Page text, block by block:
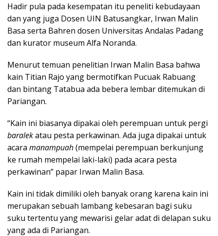
Hadir pula pada kesempatan itu peneliti kebudayaan
dan yang juga Dosen UIN Batusangkar, Irwan Malin
Basa serta Bahren dosen Universitas Andalas Padang
dan kurator museum Alfa Noranda.
Menurut temuan penelitian Irwan Malin Basa bahwa
kain Titian Rajo yang bermotifkan Pucuak Rabuang
dan bintang Tatabua ada bebera lembar ditemukan di
Pariangan.
“Kain ini biasanya dipakai oleh perempuan untuk pergi
baralekatau pesta perkawinan. Ada juga dipakai untuk
acara manampuah(mempelai perempuan berkunjung
ke rumah mempelai laki-laki) pada acara pesta
perkawinan” papar Irwan Malin Basa.
Kain ini tidak dimiliki oleh banyak orang karena kain ini
merupakan sebuah lambang kebesaran bagi suku
suku tertentu yang mewarisi gelar adat di delapan suku
yang ada di Pariangan.